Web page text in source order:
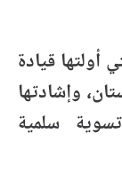
أولتها قيادة
وإشادتها
سلمية